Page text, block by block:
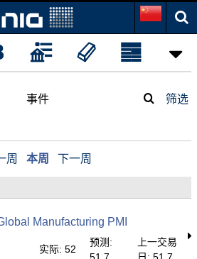
事件 筛选
周 本周 下一周
Manufacturing PMI
实际: 52
预测:
上一交易